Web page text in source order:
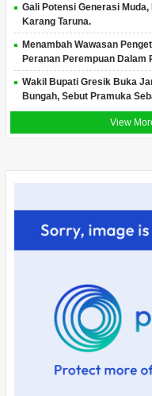
Gali Potensi Generasi
Karang Taruna.
Menambah Wawasan
Peranan Perempuan Dalam
Wakil Bupati Gresik Buka
Bungah, Sebut Pramuka
View